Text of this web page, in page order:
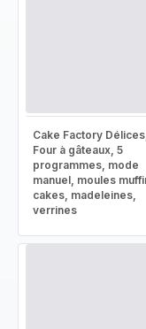
Cake Factory Délices,
Four à gâteaux, 5
programmes, mode
manuel, moules
cakes, madeleines,
verrines